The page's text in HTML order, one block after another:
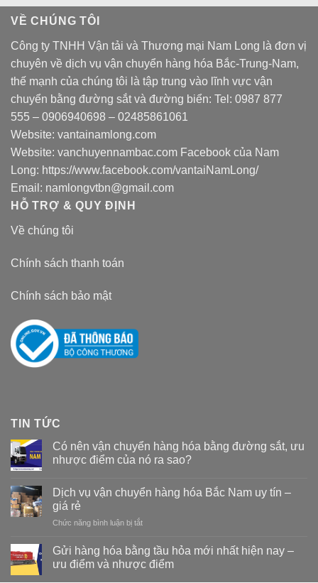
VỀ CHÚNG TÔI
Công ty TNHH Vận tải và Thương mại Nam Long là đơn vị
chuyên về dịch vụ vận chuyển hàng hóa Bắc-Trung-Nam,
thế mạnh của chúng tôi là tập trung vào lĩnh vực vận
chuyển bằng đường sắt và đường biển: Tel: 0987 877
555 – 0906940698 – 02485861061
Website: vantainamlong.com
Website: vanchuyennambac.com Facebook của Nam
Long: https://www.facebook.com/vantaiNamLong/
Email: namlongvtbn@gmail.com
HỖ TRỢ & QUY ĐỊNH
Về chúng tôi
Chính sách thanh toán
Chính sách bảo mật
TIN TỨC
Có nên vận chuyển hàng hóa bằng đường sắt, ưu
nhược điểm của nó ra sao?
Dịch vụ vận chuyển hàng hóa Bắc Nam uy tín –
giá rẻ
Chức năng bình luận bị tắt
vụ
vận
Gửi hàng hóa bằng tầu hỏa mới nhất hiện nay –
ưu điểm và nhược điểm